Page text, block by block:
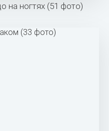
на ногтях (51 фото)